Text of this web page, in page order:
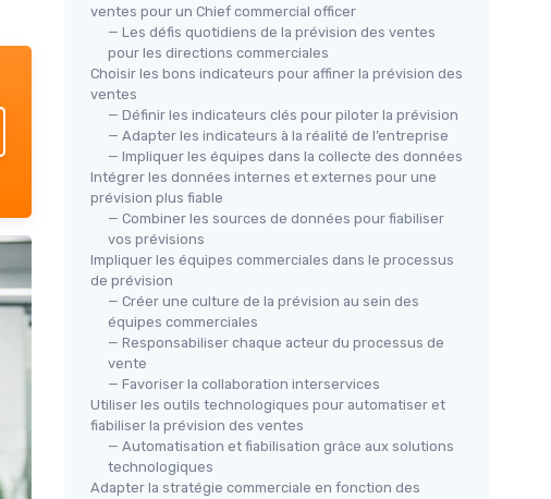
ventes pour un Chief commercial officer
— Les défis quotidiens de la prévision des ventes
pour les directions commerciales
Choisir les bons indicateurs pour affiner la prévision des
ventes
— Définir les indicateurs clés pour piloter la prévision
— Adapter les indicateurs à la réalité de l’entreprise
— Impliquer les équipes dans la collecte des données
Intégrer les données internes et externes pour une
prévision plus fiable
— Combiner les sources de données pour fiabiliser
vos prévisions
Impliquer les équipes commerciales dans le processus
de prévision
— Créer une culture de la prévision au sein des
équipes commerciales
— Responsabiliser chaque acteur du processus de
vente
— Favoriser la collaboration interservices
Utiliser les outils technologiques pour automatiser et
fiabiliser la prévision des ventes
— Automatisation et fiabilisation grâce aux solutions
technologiques
Adapter la stratégie commerciale en fonction des